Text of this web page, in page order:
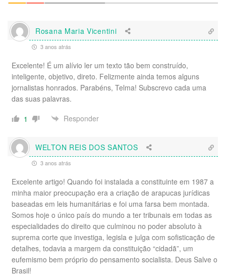
Rosana Maria Vicentini
3 anos atrás
Excelente! É um alívio ler um texto tão bem construído,
inteligente, objetivo, direto. Felizmente ainda temos alguns
jornalistas honrados. Parabéns, Telma! Subscrevo cada uma
das suas palavras.
1
Responder
WELTON REIS DOS SANTOS
3 anos atrás
Excelente artigo! Quando foi instalada a constituinte em 1987 a
minha maior preocupação era a criação de arapucas jurídicas
baseadas em leis humanitárias e foi uma farsa bem montada.
Somos hoje o único país do mundo a ter tribunais em todas as
especialidades do direito que culminou no poder absoluto à
suprema corte que investiga, legisla e julga com sofisticação de
detalhes, todavia a margem da constituição “cidadã”, um
eufemismo bem próprio do pensamento socialista. Deus Salve o
Brasil!